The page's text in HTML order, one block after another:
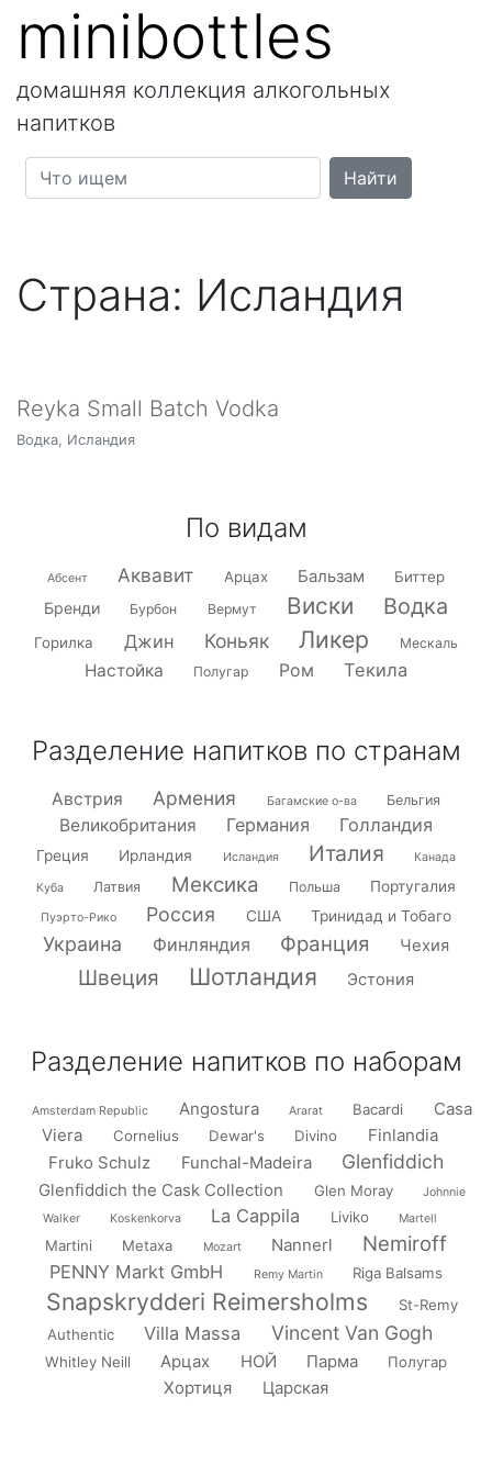
minibottles
домашняя коллекция алкогольных
напитков
Страна: Исландия
Reyka Small Batch Vodka
Водка, Исландия
По видам
Абсент Аквавит Арцах Бальзам Биттер
Бренди Бурбон Вермут Виски Водка
Горилка Джин Коньяк Ликер Мескаль
Настойка Полугар Ром Текила
Разделение напитков по странам
Австрия Армения Багамские о-ва Бельгия
Великобритания Германия Голландия
Греция Ирландия Исландия Италия Канада
Куба Латвия Мексика Польша Португалия
Пуэрто-Рико Россия США Тринидад и Тобаго
Украина Финляндия Франция Чехия
Швеция Шотландия Эстония
Разделение напитков по наборам
Amsterdam Republic Angostura Ararat Bacardi
Casa
Viera
Cornelius Dewar's Divino
Finlandia
Fruko Schulz
Funchal-Madeira Glenfiddich
Glenfiddich the Cask Collection Glen Moray
Johnnie
Walker
Koskenkorva La Cappila Liviko Martell
Martini Metaxa Mozart Nannerl Nemiroff
PENNY Markt GmbH Remy Martin Riga Balsams
Snapskrydderi Reimersholms
St-Remy
Authentic
Villa Massa Vincent Van Gogh
Whitley Neill Арцах НОЙ Парма Полугар
Хортиця Царская